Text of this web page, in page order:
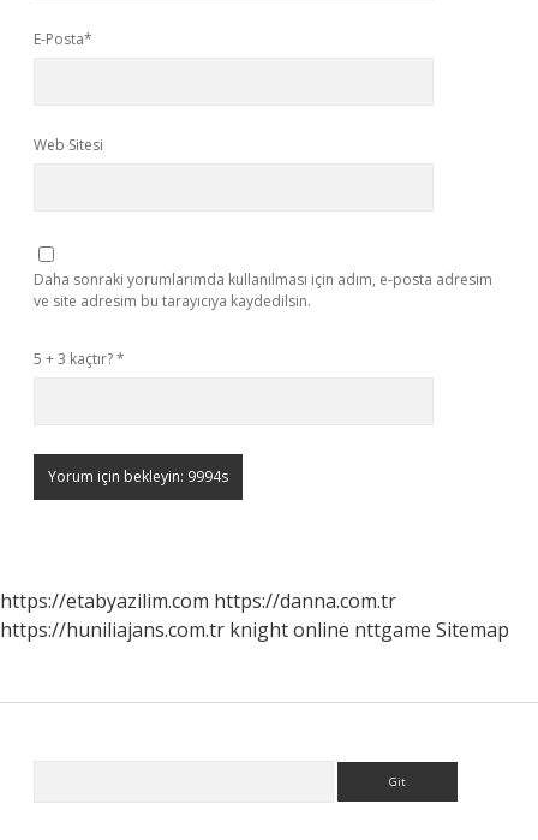
E-Posta*
Web Sitesi
Daha sonraki yorumlarımda kullanılması için adım, e-posta adresim
ve site adresim bu tarayıcıya kaydedilsin.
5 + 3 kaçtır?*
https://etabyazilim.com https://danna.com.tr
https://huniliajans.com.tr knight online nttgame Sitemap